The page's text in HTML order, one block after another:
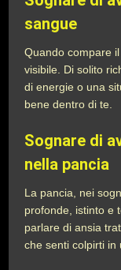
sangue
Quando compare
visibile. Di solito
di energie o una
bene dentro di te.
Sognare di
nella pancia
La pancia, nei
profonde, istinto e
parlare di ansia
che senti colpirti in